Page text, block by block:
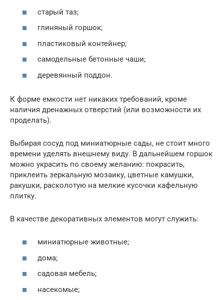
старый таз;
глиняный горшок;
пластиковый контейнер;
самодельные бетонные чаши;
деревянный поддон.
К форме емкости нет никаких требований, кроме
наличия дренажных отверстий (или возможности их
проделать).
Выбирая сосуд под миниатюрные сады, не стоит много
времени уделять внешнему виду. В дальнейшем горшок
можно украсить по своему желанию: покрасить,
приклеить зеркальную мозаику, цветные камушки,
ракушки, расколотую на мелкие кусочки кафельную
плитку.
В качестве декоративных элементов могут служить:
миниатюрные животные;
дома;
садовая мебель;
насекомые;